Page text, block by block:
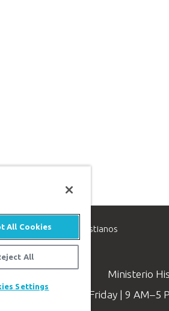
a ayudar a los cristianos
Ministerio
Available Monday–Friday | 9 AM–5
All Cookies
All
Settings